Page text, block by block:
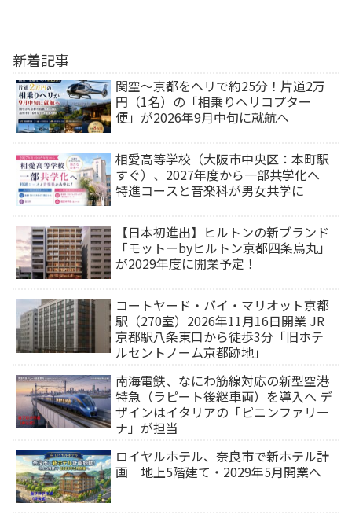
新着記事
関空～京都をヘリで約25分！片道2万
円（1名）の「相乗りヘリコプター
便」が2026年9月中旬に就航へ
相愛高等学校（大阪市中央区：本町駅
すぐ）、2027年度から一部共学化へ
特進コースと音楽科が男女共学に
【日本初進出】ヒルトンの新ブランド
「モットーbyヒルトン京都四条烏丸」
が2029年度に開業予定！
コートヤード・バイ・マリオット京都
駅（270室）2026年11月16日開業 JR
京都駅八条東口から徒歩3分「旧ホテ
ルセントノーム京都跡地」
南海電鉄、なにわ筋線対応の新型空港
特急（ラピート後継車両）を導入へ デ
ザインはイタリアの「ピニンファリー
ナ」が担当
ロイヤルホテル、奈良市で新ホテル計
画 地上5階建て・2029年5月開業へ